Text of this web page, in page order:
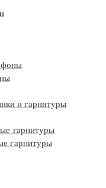
и гарнитуры
гарнитуры
гарнитуры